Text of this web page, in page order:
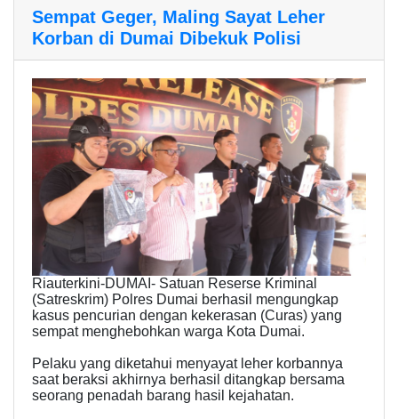
Sempat Geger, Maling Sayat Leher
Korban di Dumai Dibekuk Polisi
Riauterkini-DUMAI- Satuan Reserse Kriminal
(Satreskrim) Polres Dumai berhasil mengungkap
kasus pencurian dengan kekerasan (Curas) yang
sempat menghebohkan warga Kota Dumai.
Pelaku yang diketahui menyayat leher korbannya
saat beraksi akhirnya berhasil ditangkap bersama
seorang penadah barang hasil kejahatan.